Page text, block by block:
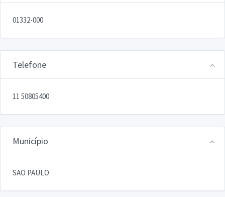
01332-000
Telefone
11 50805400
Município
SAO PAULO